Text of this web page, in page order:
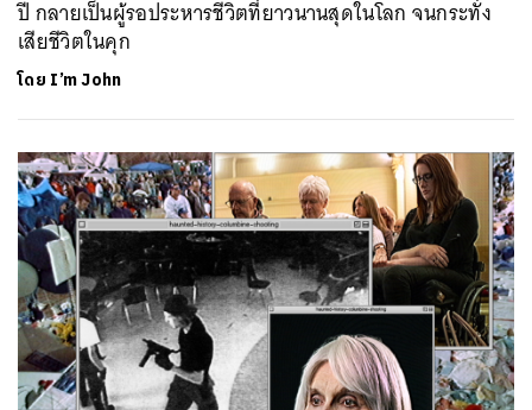
ปี กลายเป็นผู้รอประหารชีวิตที่ยาวนานสุดในโลก จนกระทั่ง
เสียชีวิตในคุก
โดย I’m John